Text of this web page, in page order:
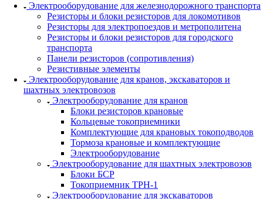
Электрооборудование для железнодорожного транспорта
Резисторы и блоки резисторов для локомотивов
Резисторы для электропоездов и метрополитена
Резисторы и блоки резисторов для городского
транспорта
Панели резисторов (сопротивления)
Резистивные элементы
Электрооборудование для кранов, экскаваторов и
шахтных электровозов
Электрооборудование для кранов
Блоки резисторов крановые
Кольцевые токоприемники
Комплектующие для крановых токоподводов
Тормоза крановые и комплектующие
Электрооборудование
Электрооборудование для шахтных электровозов
Блоки БСР
Токоприемник ТРН-1
Электрооборудование для экскаваторов